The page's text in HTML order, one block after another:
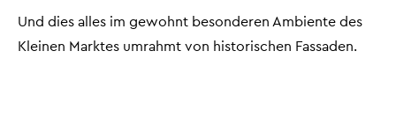
Und dies alles im gewohnt besonderen Ambiente des
Kleinen Marktes umrahmt von historischen Fassaden.